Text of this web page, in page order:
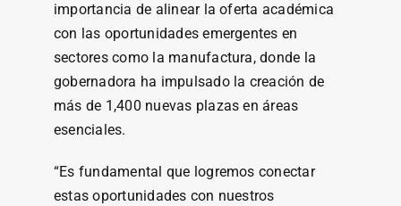
importancia de alinear la oferta académica
con las oportunidades emergentes en
sectores como la manufactura, donde la
gobernadora ha impulsado la creación de
más de 1,400 nuevas plazas en áreas
esenciales.
“Es fundamental que logremos conectar
estas oportunidades con nuestros